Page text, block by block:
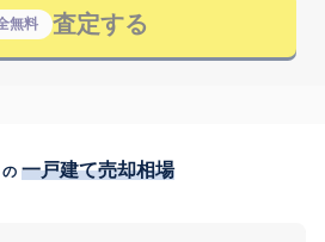
無料 査定する
の 一戸建て売却相場